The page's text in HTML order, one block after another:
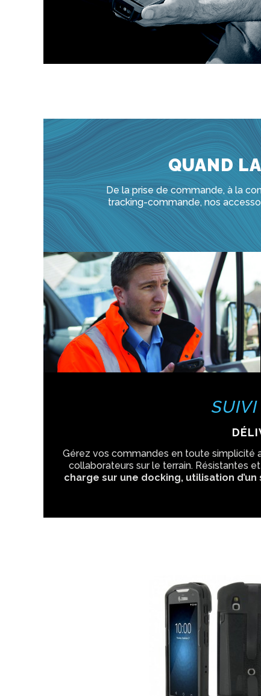
QUAND
De la prise de commande, à la
tracking-commande, nos
Gérez vos commandes en toute simplicité
collaborateurs sur le terrain. Résistantes
charge sur une docking, utilisation